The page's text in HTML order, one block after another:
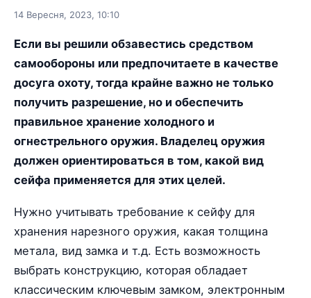
14 Вересня, 2023, 10:10
Если вы решили обзавестись средством
самообороны или предпочитаете в качестве
досуга охоту, тогда крайне важно не только
получить разрешение, но и обеспечить
правильное хранение холодного и
огнестрельного оружия. Владелец оружия
должен ориентироваться в том, какой вид
сейфа применяется для этих целей.
Нужно учитывать требование к сейфу для
хранения нарезного оружия, какая толщина
метала, вид замка и т.д. Есть возможность
выбрать конструкцию, которая обладает
классическим ключевым замком, электронным